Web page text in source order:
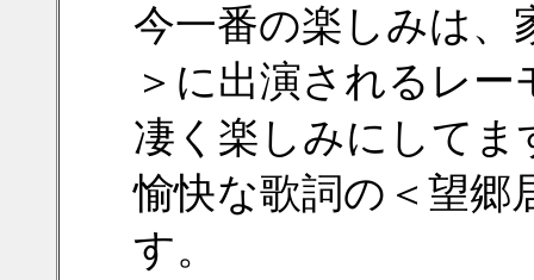
今一番の楽しみは、
＞に出演されるレ
凄く楽しみにしてま
愉快な歌詞の＜望郷
す。